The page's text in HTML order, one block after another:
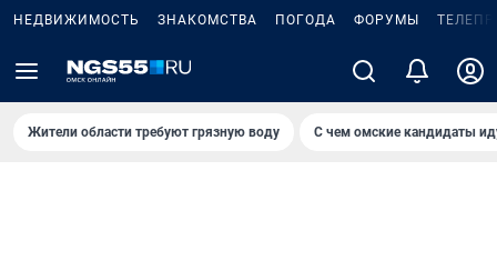
НЕДВИЖИМОСТЬ ЗНАКОМСТВА ПОГОДА ФОРУМЫ
Жители области требуют грязную воду С чем омские кандидаты